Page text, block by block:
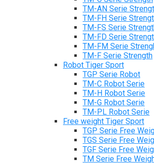
TM-AN Serie
TM-FH Serie
TM-FS Serie
TM-FD Serie
TM-FM Serie
TM-F Serie Strength
Robot Tiger Sport
TGP Serie Robot
TM-C Robot Serie
TM-H Robot Serie
TM-G Robot Serie
TM-PL Robot Serie
Free weight Tiger Sport
TGP Serie Free
TGS Serie Free
TGF Serie Free
TM Serie Free